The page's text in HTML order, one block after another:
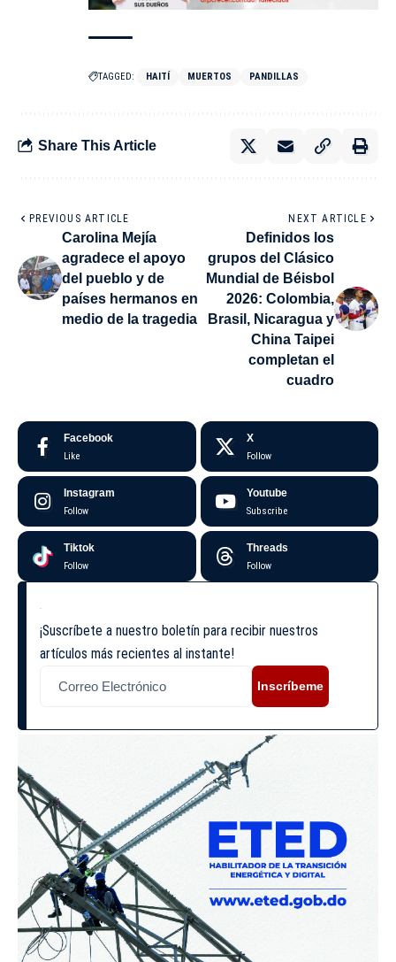
TAGGED: HAITÍ MUERTOS PANDILLAS
Share This Article
PREVIOUS ARTICLE
Carolina Mejía
agradece el apoyo
del pueblo y de
países hermanos en
medio de la tragedia
NEXT ARTICLE
Definidos los
grupos del Clásico
Mundial de Béisbol
2026: Colombia,
Brasil, Nicaragua y
China Taipei
completan el
cuadro
Facebook
Like
X
Follow
Instagram
Follow
Youtube
Subscribe
Tiktok
Follow
Threads
Follow
¡Suscríbete a nuestro boletín para recibir nuestros
artículos más recientes al instante!
Inscríbeme